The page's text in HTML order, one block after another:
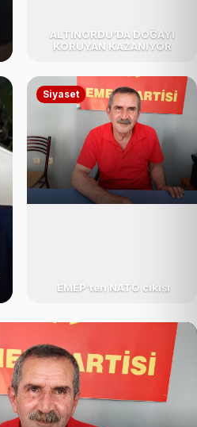
ALTINORDU’DA DOĞAYI
KORUYAN KAZANIYOR
Siyaset
EMEP’ten NATO çıkışı